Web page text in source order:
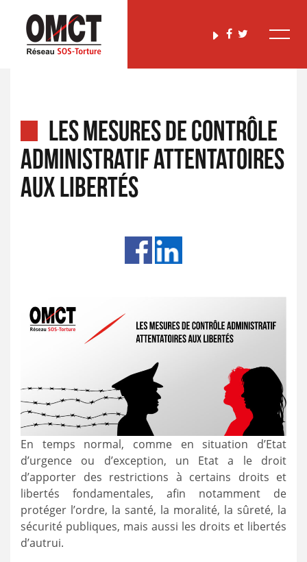
Les mesures de contrôle
administratif attentatoires
aux libertés
En temps normal, comme en situation d’Etat
d’urgence ou d’exception, un Etat a le droit
d’apporter des restrictions à certains droits et
libertés fondamentales, afin notamment de
protéger l’ordre, la santé, la moralité, la sûreté, la
sécurité publiques, mais aussi les droits et libertés
d’autrui.